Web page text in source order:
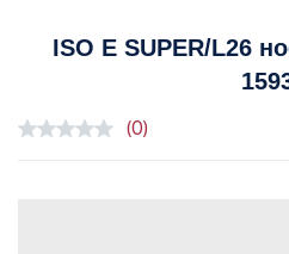
ISO E SUPER/L26
(0)